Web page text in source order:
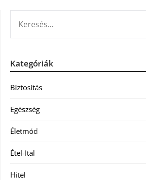
Kategóriák
Biztosítás
Egészség
Életmód
Étel-Ital
Hitel